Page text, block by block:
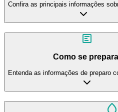
Confira as principais informações
Como se
Entenda as informações de preparo